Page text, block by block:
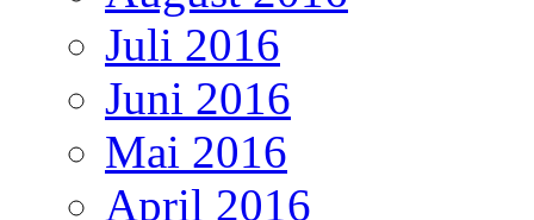
Juli 2016
Juni 2016
Mai 2016
April 2016